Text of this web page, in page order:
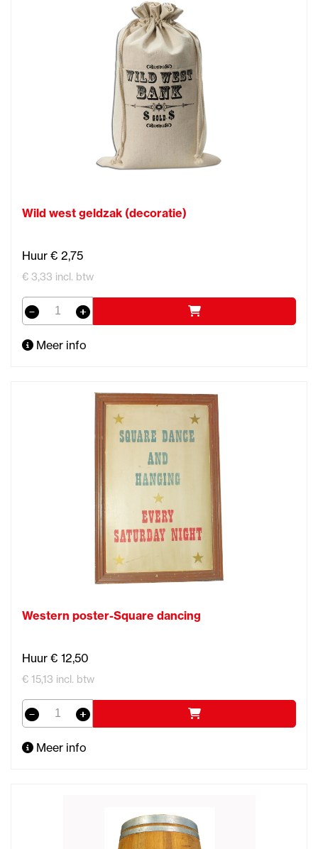
Wild west geldzak (decoratie)
Huur € 2,75
€ 3,33 incl. btw
Meer info
Western poster-Square dancing
Huur € 12,50
€ 15,13 incl. btw
Meer info